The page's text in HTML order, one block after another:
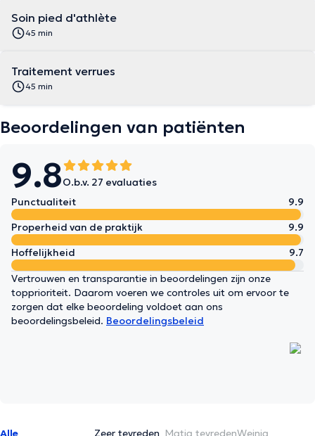
Soin pied d'athlète
45 min
Traitement verrues
45 min
Beoordelingen van patiënten
9.8O.b.v. 27 evaluaties
Punctualiteit
9.9
Properheid van de praktijk
9.9
Hoffelijkheid
9.7
Vertrouwen en transparantie in beoordelingen zijn onze
topprioriteit. Daarom voeren we controles uit om ervoor te
zorgen dat elke beoordeling voldoet aan ons
beoordelingsbeleid. Beoordelingsbeleid
Alle
Zeer tevreden Matig tevredenWeinig